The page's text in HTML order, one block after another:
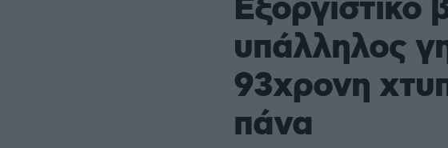
Εξοργιστικό
υπάλληλος
93χρονη
πάνα